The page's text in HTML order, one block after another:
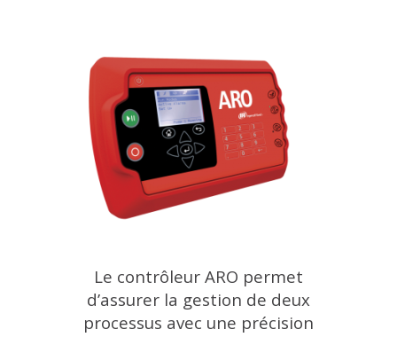
Le contrôleur ARO permet
d’assurer la gestion de deux
processus avec une précision